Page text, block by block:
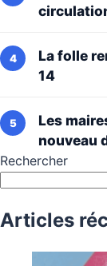
La folle
14
Les
nouveau
Rechercher
Articles